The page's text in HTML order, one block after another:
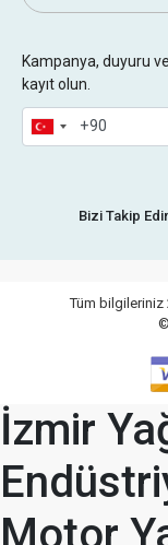
Kampanya, duyuru
kayıt olun.
Bizi Takip
Tüm bilgileriniz
İzmir
Motor